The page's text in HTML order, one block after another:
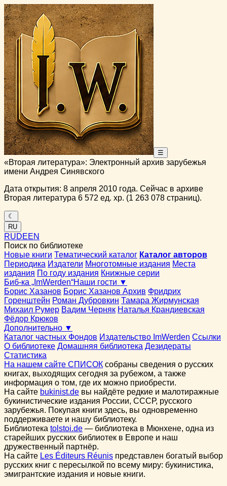
☰
«Вторая литература»: Электронный архив зарубежья
имени Андрея Синявского
Дата открытия: 8 апреля 2010 года. Сейчас в архиве
Вторая литература 6 572 ед. хр. (1 263 078 страниц).
☾
RU
RUDEEN
Поиск по библиотеке
Новые книги Тематический каталог Каталог авторов
Периодика Издатели Многотомные издания Места
издания По году издания Книжные серии
Биб-ка „ImWerden“Наши гости ▼
Борис Хазанов Борис Хазанов Архив Фридрих
Горенштейн Роман Дубровкин Тамара Жирмунская
Михаил Румер Вадим Черняк Наталья Крандиевская
Фёдор Крюков
Дополнительно ▼
Каталог частных Фондов Издательство ImWerden Ссылки
О библиотеке Домашняя библиотека Дезидераты
Статистика
На нашем сайте СПИСОК собраны сведения о русских
книгах, выходящих сегодня за рубежом, а также
информация о том, где их можно приобрести.
На сайте bukinist.de вы найдёте редкие и малотиражные
букинистические издания России, СССР, русского
зарубежья. Покупая книги здесь, вы одновременно
поддерживаете и нашу библиотеку.
Библиотека tolstoi.de — библиотека в Мюнхене, одна из
старейших русских библиотек в Европе и наш
дружественный партнёр.
На сайте Les Éditeurs Réunis представлен богатый выбор
русских книг с пересылкой по всему миру: букинистика,
эмигрантские издания и новые книги.